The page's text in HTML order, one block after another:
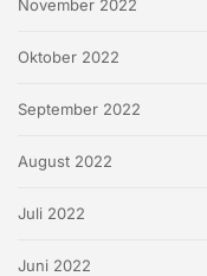
November 2022
Oktober 2022
September 2022
August 2022
Juli 2022
Juni 2022